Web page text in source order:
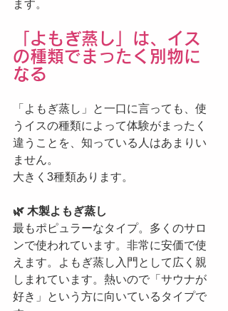
ます。
「よもぎ蒸し」は、イス
の種類でまったく別物に
なる
「よもぎ蒸し」と一口に言っても、使
うイスの種類によって体験がまったく
違うことを、知っている人はあまりい
ません。
大きく3種類あります。
🌿 木製よもぎ蒸し
最もポピュラーなタイプ。多くのサロ
ンで使われています。非常に安価で使
えます。よもぎ蒸し入門として広く親
しまれています。熱いので「サウナが
好き」という方に向いているタイプで